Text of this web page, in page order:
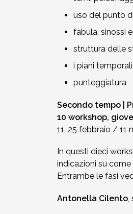
uso del punto
fabula, sinossi
struttura delle
i piani
punteggiatura
Secondo tempo |
10 workshop,
11, 25 febbraio / 11
In questi dieci
indicazioni su
Entrambe le fasi
Antonella Cilento